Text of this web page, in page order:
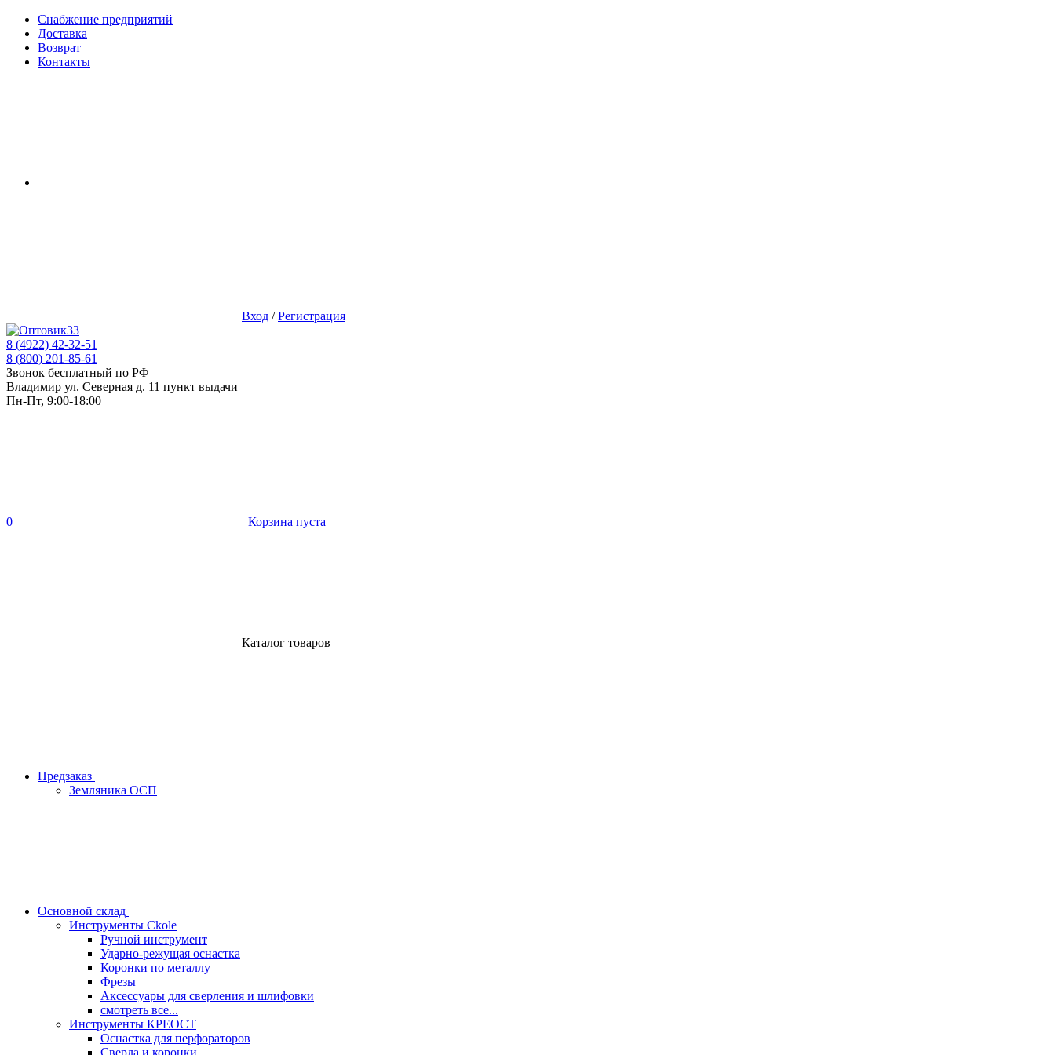
Снабжение предприятий
Доставка
Возврат
Контакты
Вход /Регистрация
8 (4922) 42-32-51
8 (800) 201-85-61
Звонок бесплатный по РФ
Владимир ул. Северная д. 11 пункт выдачи
Пн-Пт, 9:00-18:00
0 Корзина пуста
Каталог товаров
Предзаказ
Земляника ОСП
Основной склад
Инструменты Ckole
Ручной инструмент
Ударно‑режущая оснастка
Коронки по металлу
Фрезы
Аксессуары для сверления и шлифовки
смотреть все...
Инструменты КРЕОСТ
Оснастка для перфораторов
Сверла и коронки